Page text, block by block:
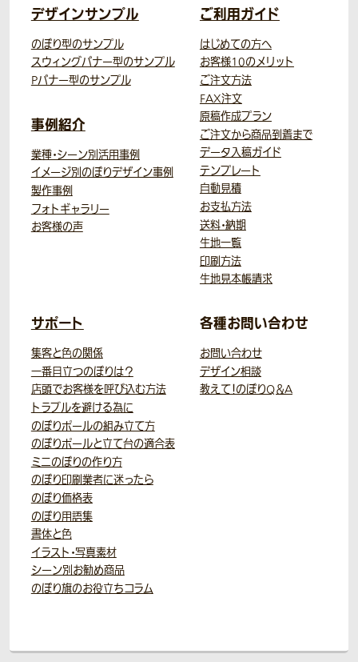
デザインサンプル
のぼり型のサンプル
スウィングバナー型のサンプル
Pバナー型のサンプル
事例紹介
業種・シーン別活用事例
イメージ別のぼりデザイン事例
製作事例
フォトギャラリー
お客様の声
ご利用ガイド
はじめての方へ
お客様10のメリット
ご注文方法
FAX注文
原稿作成プラン
ご注文から商品到着まで
データ入稿ガイド
テンプレート
自動見積
お支払方法
送料・納期
生地一覧
印刷方法
生地見本帳請求
サポート
集客と色の関係
一番目立つのぼりは？
店頭でお客様を呼び込む方法
トラブルを避ける為に
のぼりポールの組み立て方
のぼりポールと立て台の適合表
ミニのぼりの作り方
のぼり印刷業者に迷ったら
のぼり価格表
のぼり用語集
書体と色
イラスト・写真素材
シーン別お勧め商品
のぼり旗のお役立ちコラム
各種お問い合わせ
お問い合わせ
デザイン相談
教えて！のぼりQ＆A